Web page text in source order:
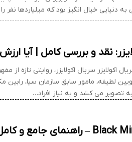
دنیایی خیال انگیز بود که میلیاردها نفر
نقد و بررسی کامل | آیا
اکولایزر سریال اکولایزر، روایتی تازه از
لطیفه، مامور سابق سازمان سیا، رابین
تصویر می کشد و به نیاز افراد…